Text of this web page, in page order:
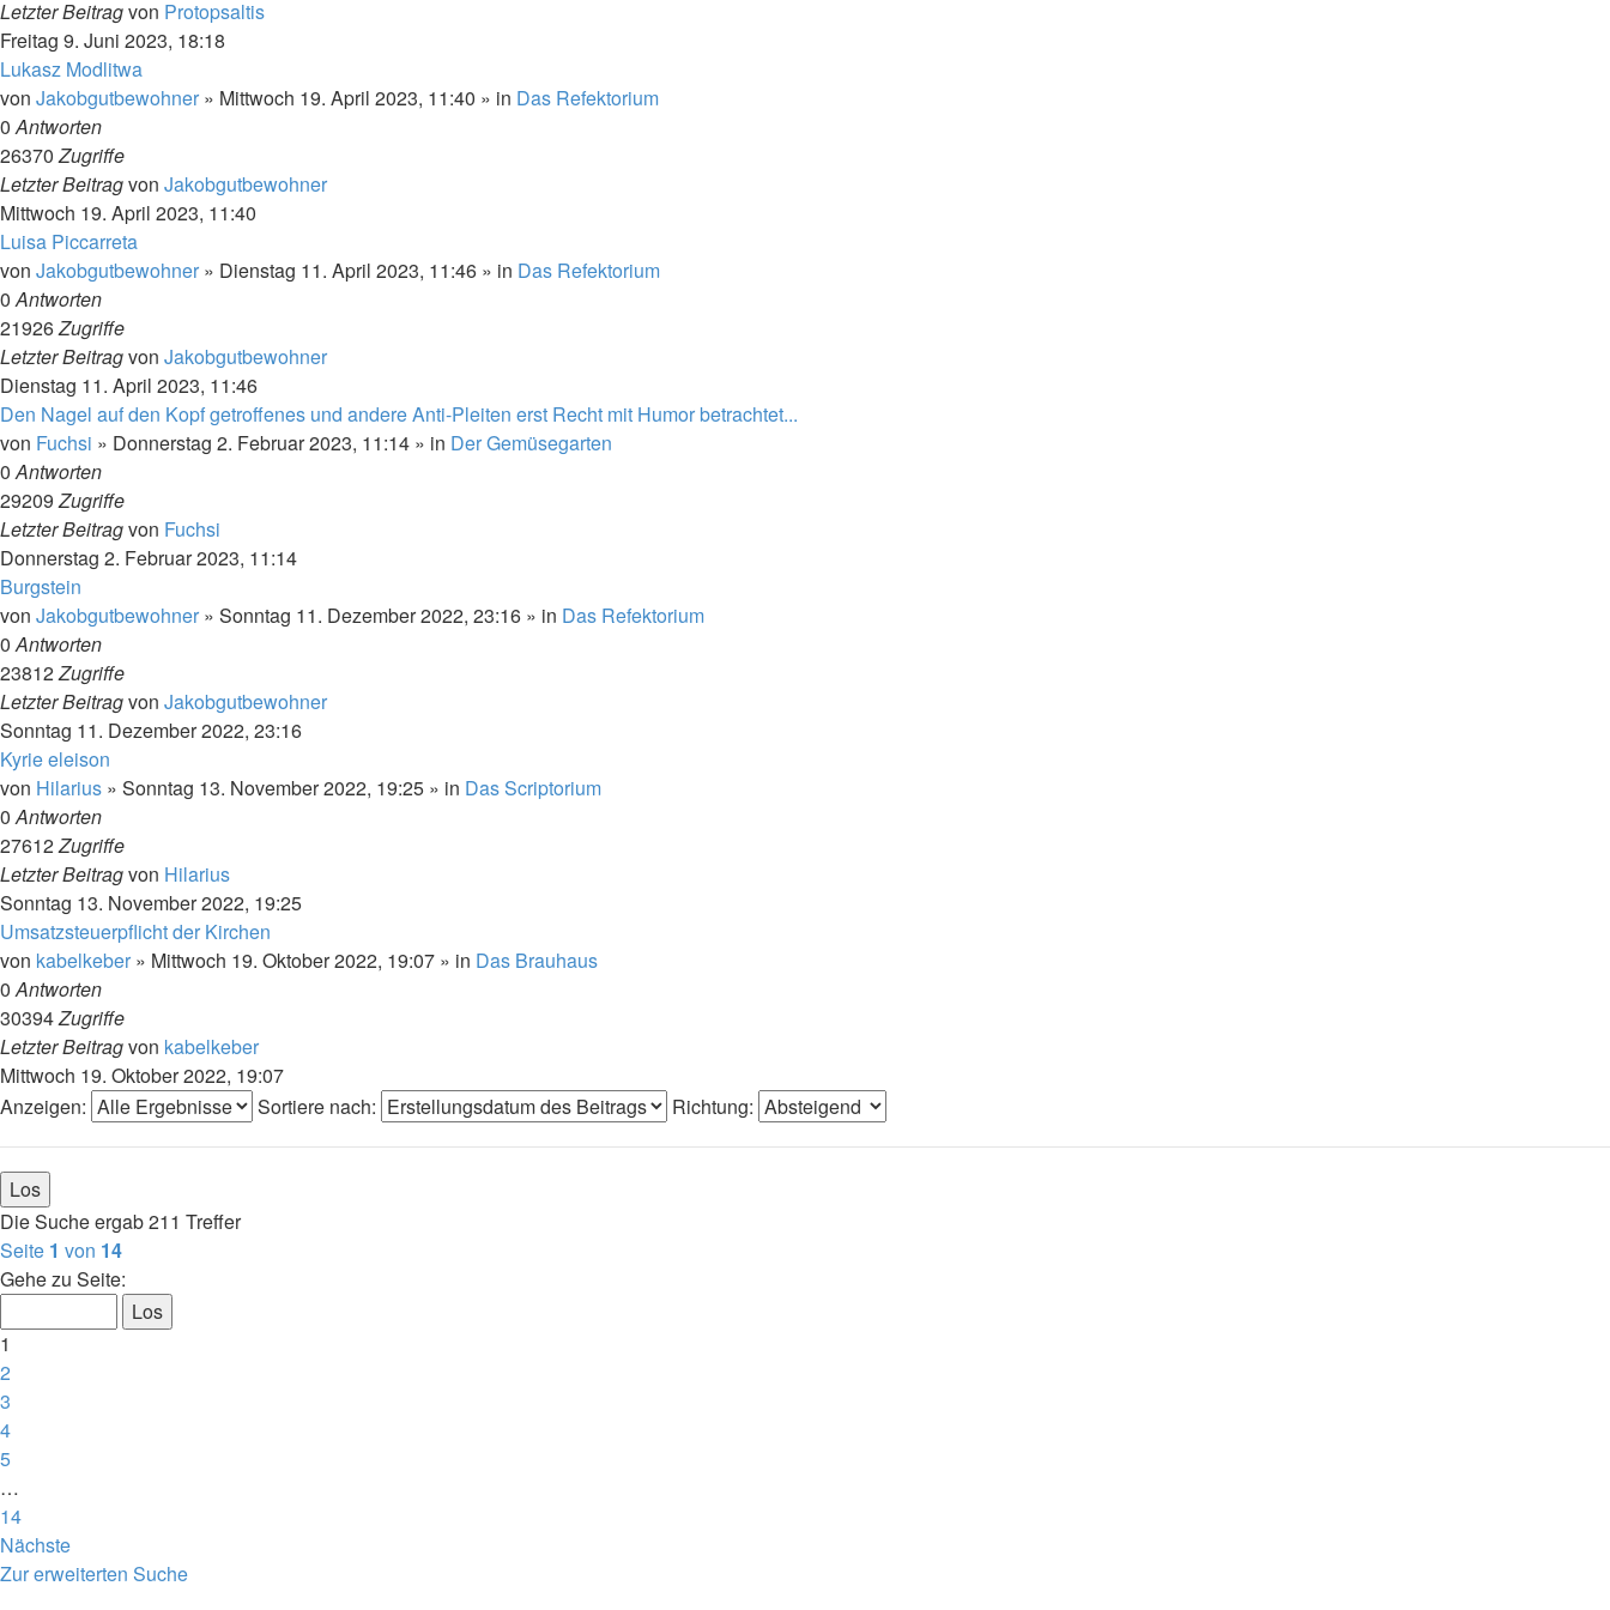
Letzter Beitragvon Protopsaltis
Freitag 9. Juni 2023, 18:18
Lukasz Modlitwa
von Jakobgutbewohner » Mittwoch 19. April 2023, 11:40 » in Das Refektorium
0Antworten
26370Zugriffe
Letzter Beitragvon Jakobgutbewohner
Mittwoch 19. April 2023, 11:40
Luisa Piccarreta
von Jakobgutbewohner » Dienstag 11. April 2023, 11:46 » in Das Refektorium
0Antworten
21926Zugriffe
Letzter Beitragvon Jakobgutbewohner
Dienstag 11. April 2023, 11:46
Den Nagel auf den Kopf getroffenes und andere Anti-Pleiten erst Recht mit Humor betrachtet...
von Fuchsi » Donnerstag 2. Februar 2023, 11:14 » in Der Gemüsegarten
0Antworten
29209Zugriffe
Letzter Beitragvon Fuchsi
Donnerstag 2. Februar 2023, 11:14
Burgstein
von Jakobgutbewohner » Sonntag 11. Dezember 2022, 23:16 » in Das Refektorium
0Antworten
23812Zugriffe
Letzter Beitragvon Jakobgutbewohner
Sonntag 11. Dezember 2022, 23:16
Kyrie eleison
von Hilarius » Sonntag 13. November 2022, 19:25 » in Das Scriptorium
0Antworten
27612Zugriffe
Letzter Beitragvon Hilarius
Sonntag 13. November 2022, 19:25
Umsatzsteuerpflicht der Kirchen
von kabelkeber » Mittwoch 19. Oktober 2022, 19:07 » in Das Brauhaus
0Antworten
30394Zugriffe
Letzter Beitragvon kabelkeber
Mittwoch 19. Oktober 2022, 19:07
Anzeigen:
Sortiere nach: Richtung:
Die Suche ergab 211 Treffer
Seite 1 von 14
Gehe zu Seite:
1
2
3
4
5
…
14
Nächste
Zur erweiterten Suche